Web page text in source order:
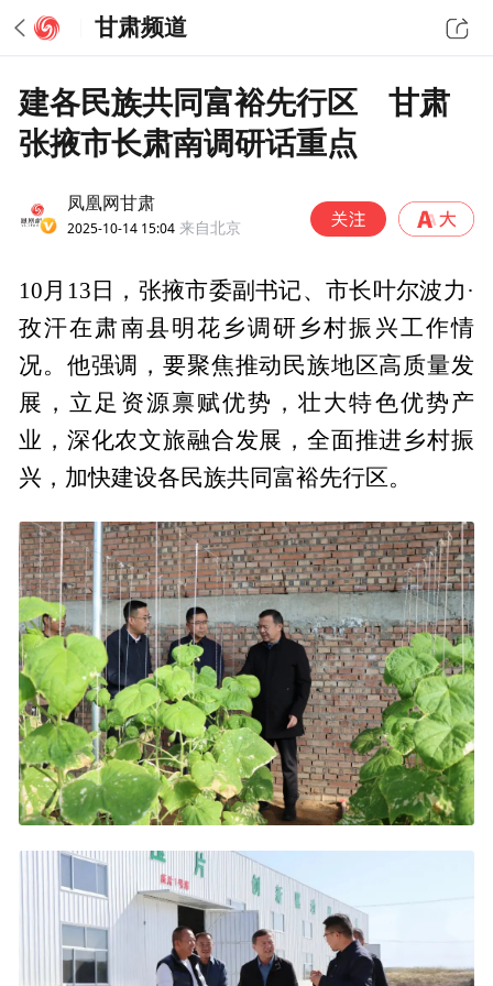
甘肃频道
建各民族共同富裕先行区 甘肃
张掖市长肃南调研话重点
凤凰网甘肃
2025-10-14 15:04 来自北京
10月13日，张掖市委副书记、市长叶尔波力·
孜汗在肃南县明花乡调研乡村振兴工作情
况。他强调，要聚焦推动民族地区高质量发
展，立足资源禀赋优势，壮大特色优势产
业，深化农文旅融合发展，全面推进乡村振
兴，加快建设各民族共同富裕先行区。